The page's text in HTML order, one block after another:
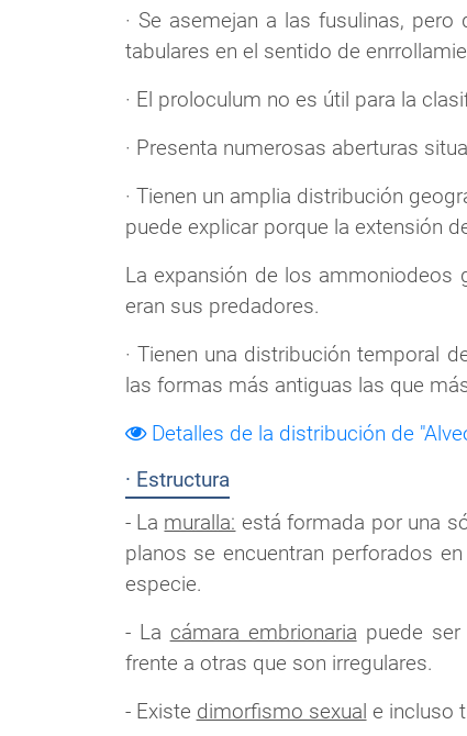
· Se asemejan a las fusulinas,
tabulares en el sentido de
· El proloculum no es útil para la
· Presenta numerosas aberturas
· Tienen un amplia distribución
puede explicar porque la extensión
La expansión de los ammoniodeos
eran sus predadores.
· Tienen una distribución temporal
las formas más antiguas las que
Detalles de la distribución de
· Estructura
- La muralla: está formada por una
planos se encuentran perforados
especie.
- La cámara embrionaria puede
frente a otras que son irregulares.
- Existe dimorfismo sexual e incluso